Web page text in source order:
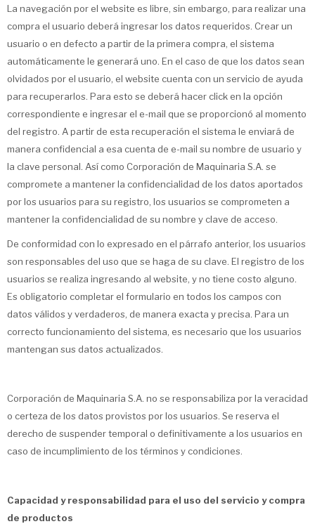
La navegación por el website es libre, sin embargo, para realizar una
compra el usuario deberá ingresar los datos requeridos. Crear un
usuario o en defecto a partir de la primera compra, el sistema
automáticamente le generará uno. En el caso de que los datos sean
olvidados por el usuario, el website cuenta con un servicio de ayuda
para recuperarlos. Para esto se deberá hacer click en la opción
correspondiente e ingresar el e-mail que se proporcionó al momento
del registro. A partir de esta recuperación el sistema le enviará de
manera confidencial a esa cuenta de e-mail su nombre de usuario y
la clave personal. Así como Corporación de Maquinaria S.A. se
compromete a mantener la confidencialidad de los datos aportados
por los usuarios para su registro, los usuarios se comprometen a
mantener la confidencialidad de su nombre y clave de acceso.
De conformidad con lo expresado en el párrafo anterior, los usuarios
son responsables del uso que se haga de su clave. El registro de los
usuarios se realiza ingresando al website, y no tiene costo alguno.
Es obligatorio completar el formulario en todos los campos con
datos válidos y verdaderos, de manera exacta y precisa. Para un
correcto funcionamiento del sistema, es necesario que los usuarios
mantengan sus datos actualizados.
Corporación de Maquinaria S.A. no se responsabiliza por la veracidad
o certeza de los datos provistos por los usuarios. Se reserva el
derecho de suspender temporal o definitivamente a los usuarios en
caso de incumplimiento de los términos y condiciones.
Capacidad y responsabilidad para el uso del servicio y compra
de productos